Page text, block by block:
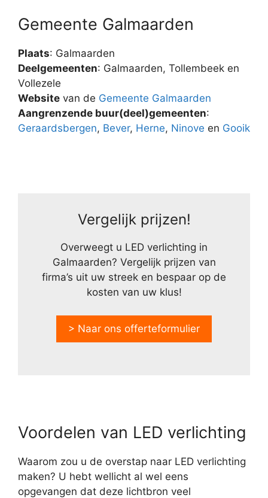
Gemeente Galmaarden
Plaats: Galmaarden
Deelgemeenten: Galmaarden, Tollembeek en
Vollezele
Website van de Gemeente Galmaarden
Aangrenzende buur(deel)gemeenten:
Geraardsbergen, Bever, Herne, Ninove en Gooik
Vergelijk prijzen!
Overweegt u LED verlichting in
Galmaarden? Vergelijk prijzen van
firma’s uit uw streek en bespaar op de
kosten van uw klus!
> Naar ons offerteformulier
Voordelen van LED verlichting
Waarom zou u de overstap naar LED verlichting
maken? U hebt wellicht al wel eens
opgevangen dat deze lichtbron veel